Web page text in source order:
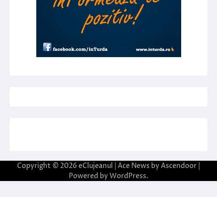
Copyright © 2026 eClujeanul | Ace News by Ascendoor
Powered by WordPress.